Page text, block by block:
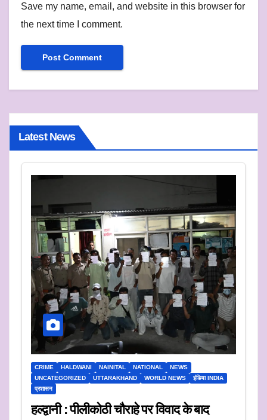
Save my name, email, and website in this browser for
the next time I comment.
Latest News
CRIME HALDWANI NAINITAL NATIONAL
NEWS
UNCATEGORIZED
UTTARAKHAND WORLD NEWS
इंडिया INDIA
प्रशासन
हल्द्वानी : पीलीकोठी चौराहे पर विवाद के बाद